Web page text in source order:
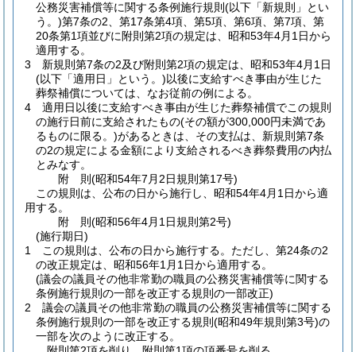
公務災害補償等に関する条例施行規則 (以下「新規則」とい
う。)第7条の2、第17条第4項、第5項、第6項、第7項、第
20条第1項並びに附則第2項の規定は、昭和53年4月1日から
適用する。
3
新規則第7条の2及び附則第2項の規定は、昭和53年4月1日
(以下「適用日」という。)以後に支給すべき事由が生じた
葬祭補償については、なお従前の例による。
4
適用日以後に支給すべき事由が生じた葬祭補償でこの規則
の施行日前に支給されたもの(その額が300,000円未満であ
るものに限る。)があるときは、その支払は、新規則第7条
の2の規定による金額により支給されるべき葬祭費用の内払
とみなす。
附 則(昭和54年7月2日規則第17号)
この規則は、公布の日から施行し、昭和54年4月1日から適
用する。
附 則(昭和56年4月1日規則第2号)
(施行期日)
1
この規則は、公布の日から施行する。 ただし、第24条の2
の改正規定は、昭和56年1月1日から適用する。
(議会の議員その他非常勤の職員の公務災害補償等に関する
条例施行規則の一部を改正する規則の一部改正)
2
議会の議員その他非常勤の職員の公務災害補償等に関する
条例施行規則の一部を改正する規則 (昭和49年規則第3号)の
一部を次のように改正する。